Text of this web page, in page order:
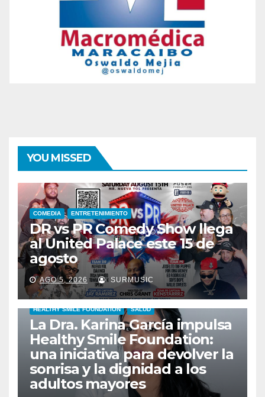
YOU MISSED
COMEDIA ENTRETENIMIENTO
DR vs PR Comedy Show llega
al United Palace este 15 de
agosto
AGO 5, 2026 SURMUSIC
HEALTHY SMILE FOUNDATION SALUD
La Dra. Karina García impulsa
Healthy Smile Foundation:
una iniciativa para devolver la
sonrisa y la dignidad a los
adultos mayores